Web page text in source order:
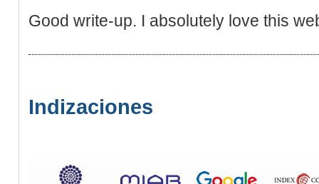
Good write-up. I absolutely love this
Indizaciones